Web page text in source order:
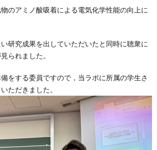
のアミノ酸吸着による電気化学性能の向上に
研究成果を出していただいたと同時に聴衆に
られました。
をする委員ですので，当ラボに所属の学生さ
ただきました。